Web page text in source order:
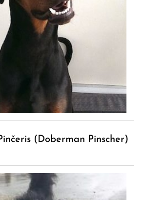
(Doberman Pinscher)